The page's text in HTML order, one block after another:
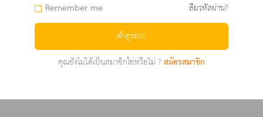
Remember me ลืมรหัสผ่าน?
เข้าสู่ระบบ
คุณยังไม่ได้เป็นสมาชิกใช่หรือไม่ ?สมัครสมาชิก